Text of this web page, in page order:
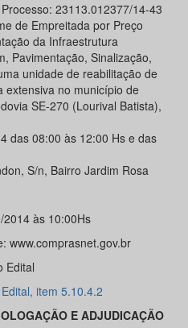
Processo: 23113.012377/14-43
de Empreitada por Preço
da Infraestrutura
Pavimentação, Sinalização,
unidade de reabilitação de
extensiva no município de
SE-270 (Lourival Batista),
das 08:00 às 12:00 Hs e das
S/n, Bairro Jardim Rosa
2014 às 10:00Hs
www.comprasnet.gov.br
Edital
item 5.10.4.2
E ADJUDICAÇÃO